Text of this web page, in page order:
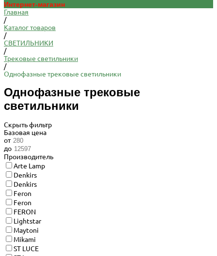
Интернет-магазин
Главная
/
Каталог товаров
/
СВЕТИЛЬНИКИ
/
Трековые светильники
/
Однофазные трековые светильники
Однофазные трековые
светильники
Скрыть фильтр
Базовая цена
от
до
Производитель
Arte Lamp
Denkirs
Denkirs
Feron
Feron
FERON
Lightstar
Maytoni
Mikami
ST LUCE